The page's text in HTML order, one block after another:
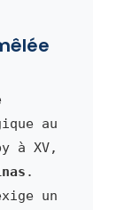
au
à XV,
.
un